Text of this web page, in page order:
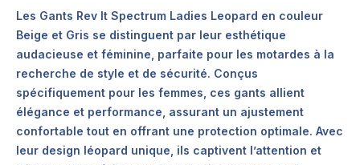
Les Gants Rev It Spectrum Ladies Leopard en couleur
Beige et Gris se distinguent par leur esthétique
audacieuse et féminine, parfaite pour les motardes à la
recherche de style et de sécurité. Conçus
spécifiquement pour les femmes, ces gants allient
élégance et performance, assurant un ajustement
confortable tout en offrant une protection optimale. Avec
leur design léopard unique, ils captivent l’attention et